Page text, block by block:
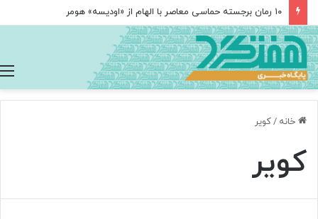
مغز متفکر گوگل از سمت خود کناره‌گیری کرد
خانه /کویر
کویر